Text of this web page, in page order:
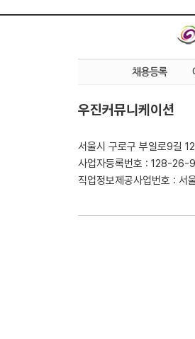
우진커뮤니케이션
서울시 구로구 부일로9길
사업자등록번호 : 128-26-
직업정보제공사업번호 : 서